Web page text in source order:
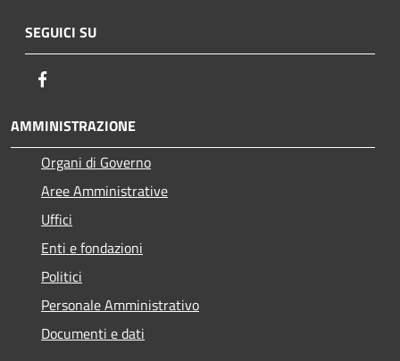
SEGUICI SU
AMMINISTRAZIONE
Organi di Governo
Aree Amministrative
Uffici
Enti e fondazioni
Politici
Personale Amministrativo
Documenti e dati